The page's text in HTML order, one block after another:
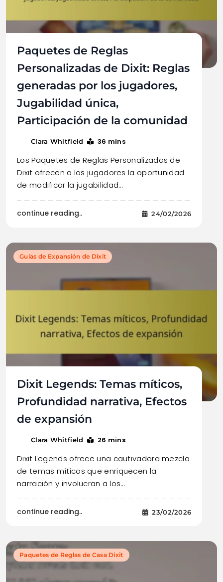
Paquetes de Reglas
Personalizadas de Dixit: Reglas
generadas por los jugadores,
Jugabilidad única,
Participación de la comunidad
Clara Whitfield 36 mins
Los Paquetes de Reglas Personalizadas de
Dixit ofrecen a los jugadores la oportunidad
de modificar la jugabilidad…
continue reading.. 24/02/2026
Guías de Expansión de Dixit
Dixit Legends: Temas míticos,
Profundidad narrativa, Efectos
de expansión
Clara Whitfield 26 mins
Dixit Legends ofrece una cautivadora mezcla
de temas míticos que enriquecen la
narración y involucran a los…
continue reading.. 23/02/2026
Paquetes de Reglas de Casa Dixit